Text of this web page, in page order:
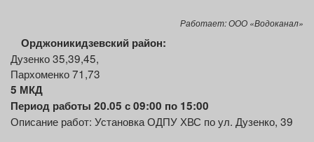
Работает: ООО «Водоканал»
Орджоникидзевский район:
Дузенко 35,39,45,
Пархоменко 71,73
5 МКД
Период работы 20.05 с 09:00 по 15:00
Описание работ: Установка ОДПУ ХВС по ул. Дузенко, 39